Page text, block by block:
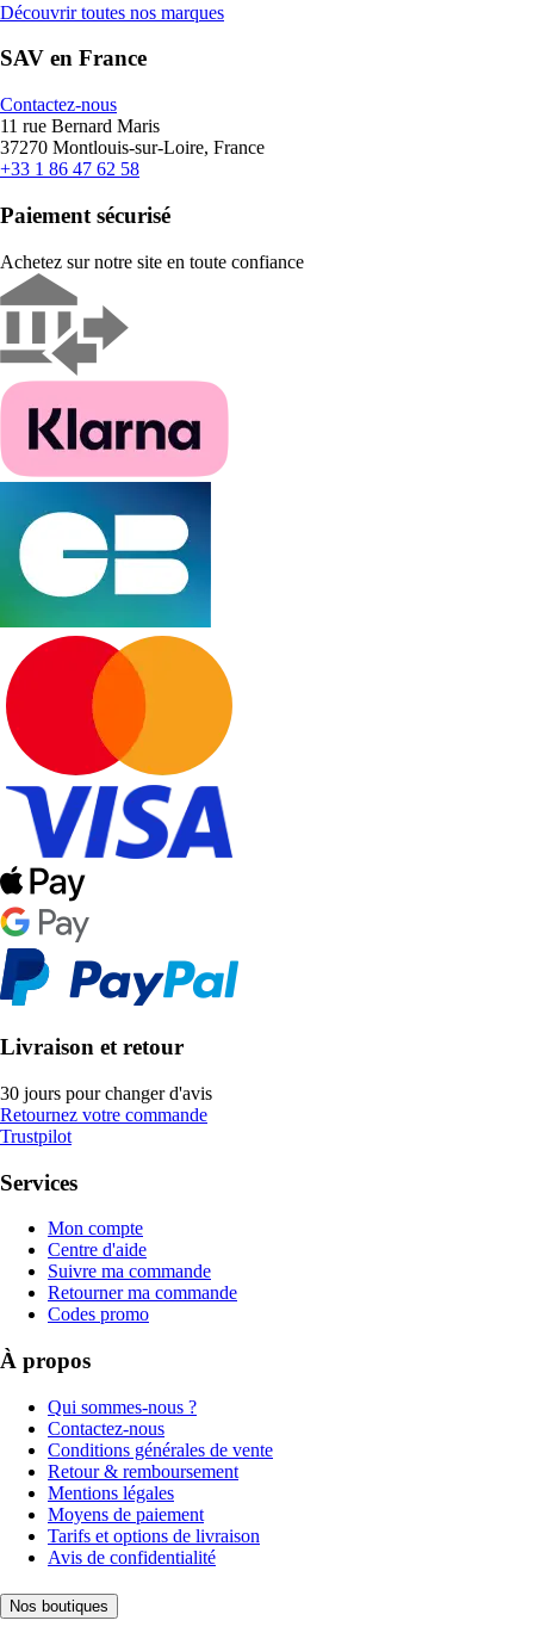
Découvrir toutes nos marques
SAV en France
Contactez-nous
11 rue Bernard Maris
37270 Montlouis-sur-Loire, France
+33 1 86 47 62 58
Paiement sécurisé
Achetez sur notre site en toute confiance
Livraison et retour
30 jours pour changer d'avis
Retournez votre commande
Trustpilot
Services
Mon compte
Centre d'aide
Suivre ma commande
Retourner ma commande
Codes promo
À propos
Qui sommes-nous ?
Contactez-nous
Conditions générales de vente
Retour & remboursement
Mentions légales
Moyens de paiement
Tarifs et options de livraison
Avis de confidentialité
Nos boutiques